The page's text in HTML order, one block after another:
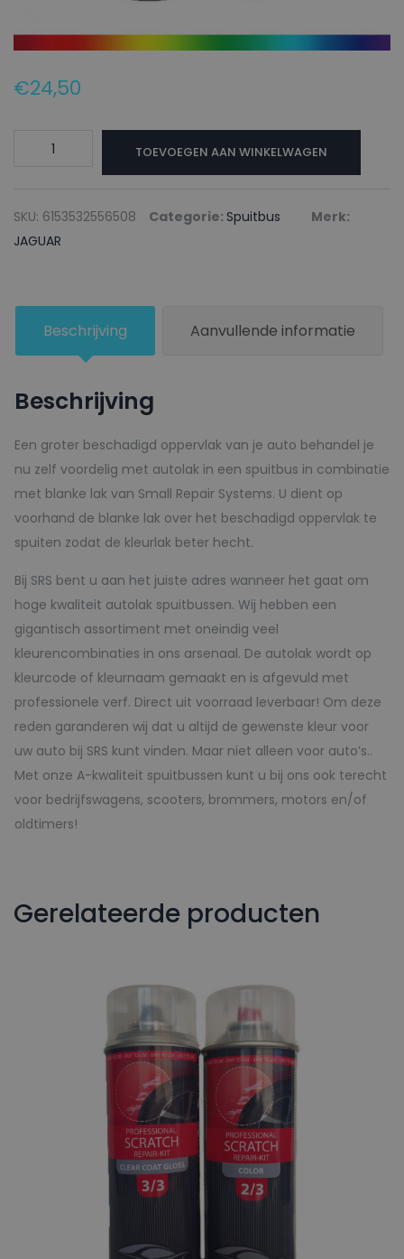
€24,50
JAGUAR
Blanke
lak
MONTALCINO
-
aantal
TOEVOEGEN AAN WINKELWAGEN
SKU: 6153532556508 Categorie: Spuitbus
Merk:
JAGUAR
Beschrijving Aanvullende informatie
Beschrijving
Een groter beschadigd oppervlak van je auto behandel je
nu zelf voordelig met autolak in een spuitbus in combinatie
met blanke lak van Small Repair Systems. U dient op
voorhand de blanke lak over het beschadigd oppervlak te
spuiten zodat de kleurlak beter hecht.
Bij SRS bent u aan het juiste adres wanneer het gaat om
hoge kwaliteit autolak spuitbussen. Wij hebben een
gigantisch assortiment met oneindig veel
kleurencombinaties in ons arsenaal. De autolak wordt op
kleurcode of kleurnaam gemaakt en is afgevuld met
professionele verf. Direct uit voorraad leverbaar! Om deze
reden garanderen wij dat u altijd de gewenste kleur voor
uw auto bij SRS kunt vinden. Maar niet alleen voor auto’s..
Met onze A-kwaliteit spuitbussen kunt u bij ons ook terecht
voor bedrijfswagens, scooters, brommers, motors en/of
oldtimers!
Gerelateerde producten